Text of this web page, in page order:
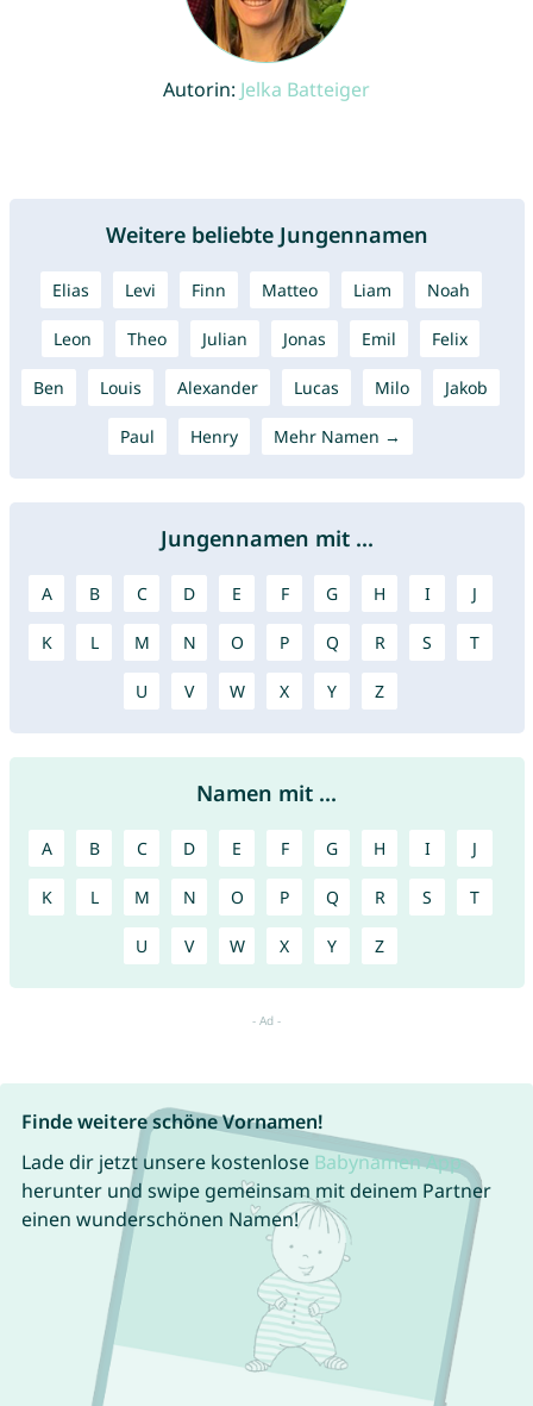
Autorin: Jelka Batteiger
Weitere beliebte Jungennamen
Elias Levi Finn Matteo Liam Noah
Leon Theo Julian Jonas Emil Felix
Ben Louis Alexander Lucas Milo Jakob
Paul Henry Mehr Namen →
Jungennamen mit ...
A B C D E F G H I J
K L M N O P Q R S T
U V W X Y Z
Namen mit ...
A B C D E F G H I J
K L M N O P Q R S T
U V W X Y Z
Finde weitere schöne Vornamen!
Lade dir jetzt unsere kostenlose Babynamen App
herunter und swipe gemeinsam mit deinem Partner
einen wunderschönen Namen!